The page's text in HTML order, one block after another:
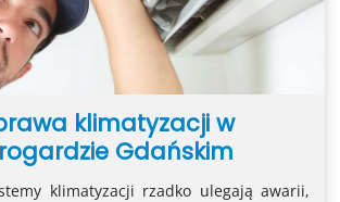
klimatyzacji w
Gdańskim
klimatyzacji rzadko ulegają awarii,